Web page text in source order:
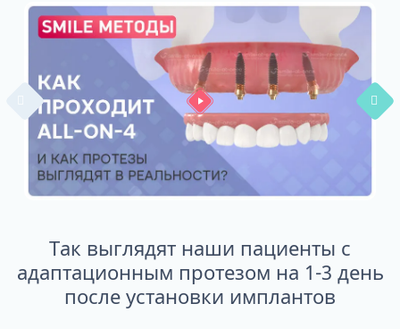
Так выглядят наши пациенты с
адаптационным протезом на 1-3 день
после установки имплантов